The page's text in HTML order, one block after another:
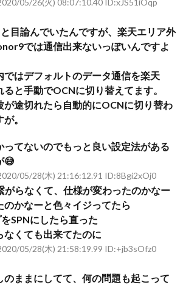
05/26(火) 08:07:10.40 ID:xJS51iOqp
目論んでいたんですが、楽天エリア外
では通信出来ないっぽいんですよ
ではデフォルトのデータ通信を楽天
と手動でOCNに切り替えてます。
が途切れたら自動的にOCNに切り替わ
。
ってないのでもっと良い設定法がある
😅
05/28(木) 21:16:12.91 ID:8Bgi2xOj0
がらなくて、仕様が変わったのかなー
かなーと色々イジってたら
SPNにしたら直った
なくても出来てたのに
05/28(木) 21:58:19.99 ID:+jb3sOfz0
のままにしてて、何の問題も起こって